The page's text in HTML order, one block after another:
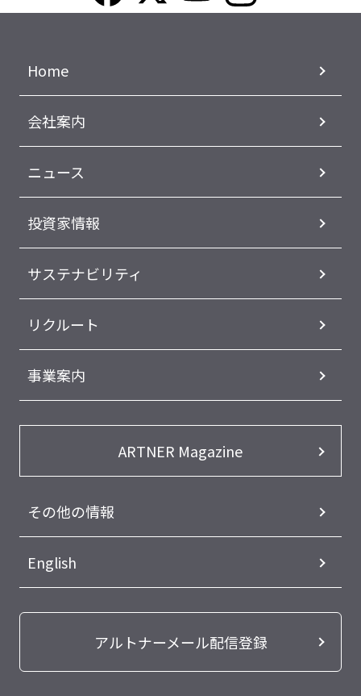
Home
会社案内
ニュース
投資家情報
サステナビリティ
リクルート
事業案内
ARTNER Magazine
その他の情報
English
アルトナーメール配信登録